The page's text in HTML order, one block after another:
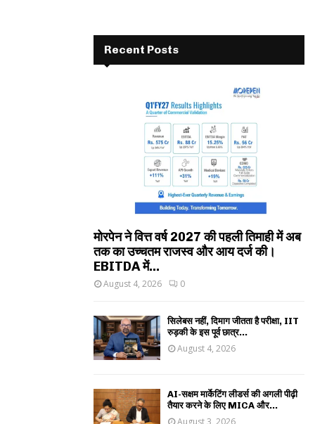
Recent Posts
मोरपेन ने वित्त वर्ष 2027 की पहली तिमाही में अब
तक का उच्चतम राजस्व और आय दर्ज की।
EBITDA में...
August 4, 2026 0
सिलेबस नहीं, दिमाग जीतता है परीक्षा, IIT
रुड़की के इस पूर्व छात्र...
August 4, 2026
AI-सक्षम मार्केटिंग लीडर्स की अगली पीढ़ी
तैयार करने के लिए MICA और...
August 3, 2026